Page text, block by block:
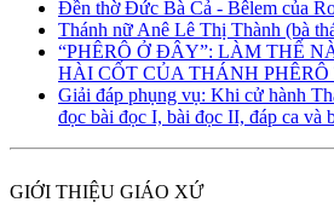
Đền thờ Đức Bà Cả - Bêlem của
Thánh nữ Anê Lê Thị Thành (bà
“PHÊRÔ Ở ĐÂY”: LÀM THẾ
HÀI CỐT CỦA THÁNH
Giải đáp phụng vụ: Khi cử hành
đọc bài đọc I, bài đọc II, đáp ca và
GIỚI THIỆU GIÁO XỨ